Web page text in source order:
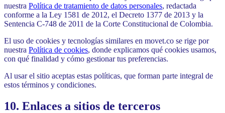
nuestra Política de tratamiento de datos personales, redactada
conforme a la Ley 1581 de 2012, el Decreto 1377 de 2013 y la
Sentencia C-748 de 2011 de la Corte Constitucional de Colombia.
El uso de cookies y tecnologías similares en movet.co se rige por
nuestra Política de cookies, donde explicamos qué cookies usamos,
con qué finalidad y cómo gestionar tus preferencias.
Al usar el sitio aceptas estas políticas, que forman parte integral de
estos términos y condiciones.
10. Enlaces a sitios de terceros